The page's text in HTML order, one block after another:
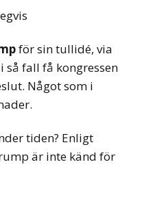
för sin tullidé, via
så fall få kongressen
Något som i
tiden? Enligt
är inte känd för